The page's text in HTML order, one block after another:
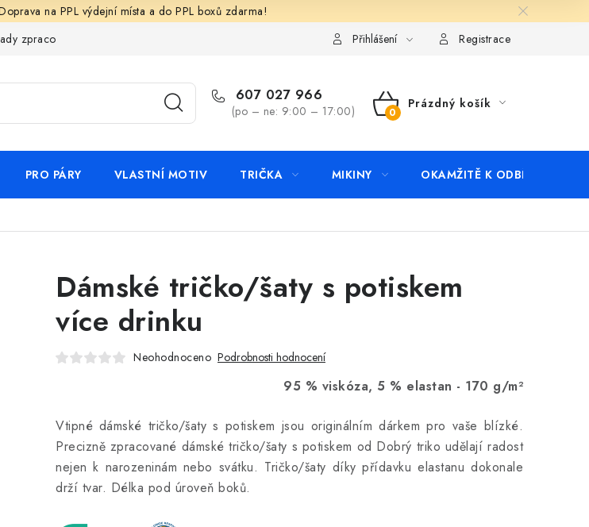
na PPL výdejní místa a do PPL boxů zdarma!
zpracování ochrany osobních údajů KontaktyPřihlášení Registrace
607 027 966
(po – ne: 9:00 – 17:00)
NÁKUPNÍ
Prázdný košík
PRO PÁRY VLASTNÍ MOTIV TRIČKA MIKINY OKAMŽITĚ K ODBĚRU
Dámské tričko/šaty s potiskem
více drinku
Neohodnoceno Podrobnosti hodnocení
95 % viskóza, 5 % elastan - 170 g/m²
Vtipné dámské tričko/šaty s potiskem jsou originálním dárkem pro vaše blízké.
Precizně zpracované dámské tričko/šaty s potiskem od Dobrý triko udělají radost
nejen k narozeninám nebo svátku. Tričko/šaty díky přídavku elastanu dokonale
drží tvar. Délka pod úroveň boků.